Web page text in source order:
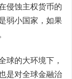
侵蚀主权货币的
弱小国家，如果
的大环境下，
是对全球金融治